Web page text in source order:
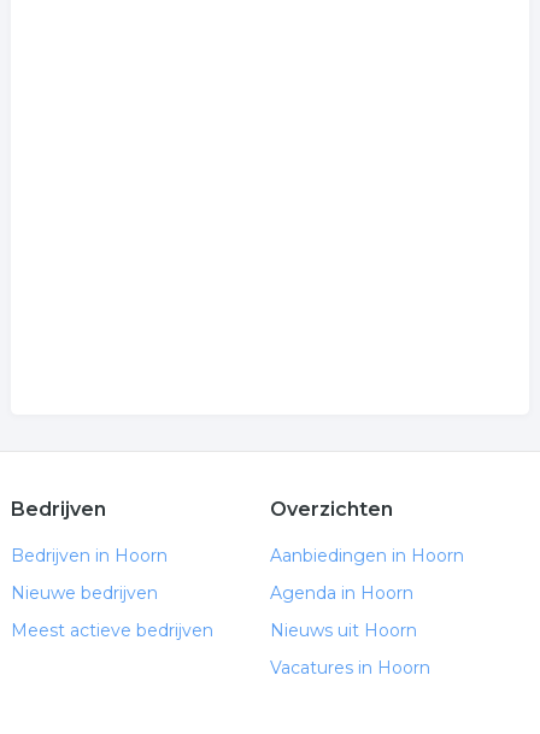
Bedrijven
Bedrijven in Hoorn
Nieuwe bedrijven
Meest actieve bedrijven
Overzichten
Aanbiedingen in Hoorn
Agenda in Hoorn
Nieuws uit Hoorn
Vacatures in Hoorn